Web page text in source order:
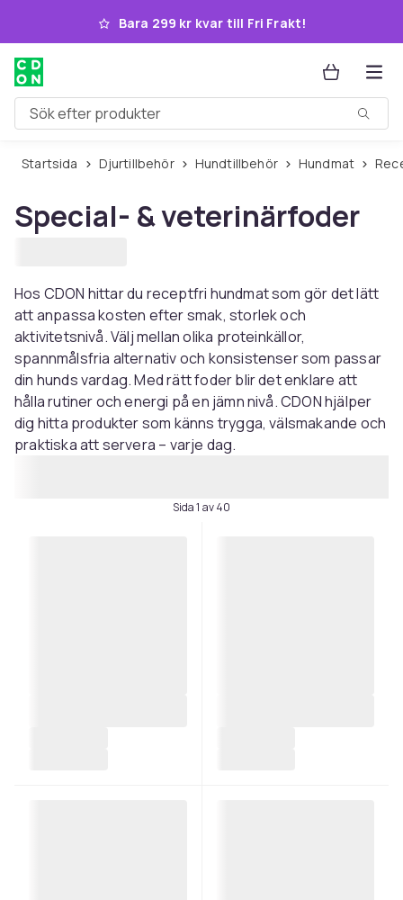
Hoppa till huvudinnehållet
Bara 299 kr kvar till Fri Frakt!
Sök efter produkter
Startsida Djurtillbehör Hundtillbehör Hundmat
Special- & veterinärfoder
Hos CDON hittar du receptfri hundmat som gör det lätt
att anpassa kosten efter smak, storlek och
aktivitetsnivå. Välj mellan olika proteinkällor,
spannmålsfria alternativ och konsistenser som passar
din hunds vardag. Med rätt foder blir det enklare att
hålla rutiner och energi på en jämn nivå. CDON hjälper
dig hitta produkter som känns trygga, välsmakande och
praktiska att servera – varje dag.
Sida 1 av 40